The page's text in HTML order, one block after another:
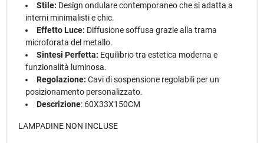
Stile: Design ondulare contemporaneo che si adatta a
interni minimalisti e chic.
Effetto Luce: Diffusione soffusa grazie alla trama
microforata del metallo.
Sintesi Perfetta: Equilibrio tra estetica moderna e
funzionalità luminosa.
Regolazione: Cavi di sospensione regolabili per un
posizionamento personalizzato.
Descrizione: 60X33X150CM
LAMPADINE NON INCLUSE